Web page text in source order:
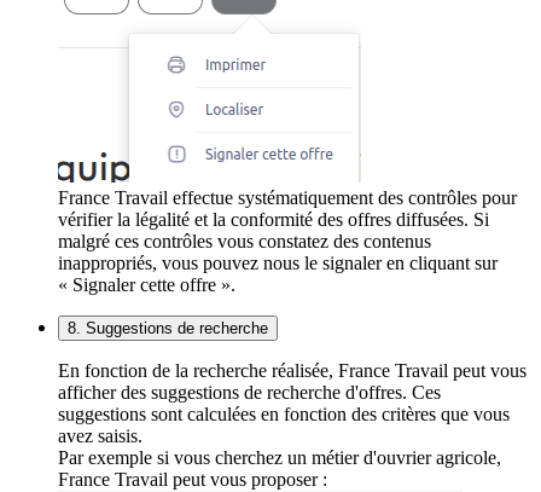
France Travail effectue systématiquement des contrôles pour
vérifier la légalité et la conformité des offres diffusées. Si
malgré ces contrôles vous constatez des contenus
inappropriés, vous pouvez nous le signaler en cliquant sur
« Signaler cette offre ».
8. Suggestions de recherche
En fonction de la recherche réalisée, France Travail peut vous
afficher des suggestions de recherche d'offres. Ces
suggestions sont calculées en fonction des critères que vous
avez saisis.
Par exemple si vous cherchez un métier d'ouvrier agricole,
France Travail peut vous proposer :